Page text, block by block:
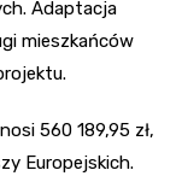
Adaptacja
mieszkańców
560 189,95 zł,
Europejskich.